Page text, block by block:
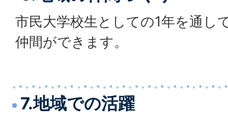
市民大学校生としての1年を通し
仲間ができます。
7.地域での活躍